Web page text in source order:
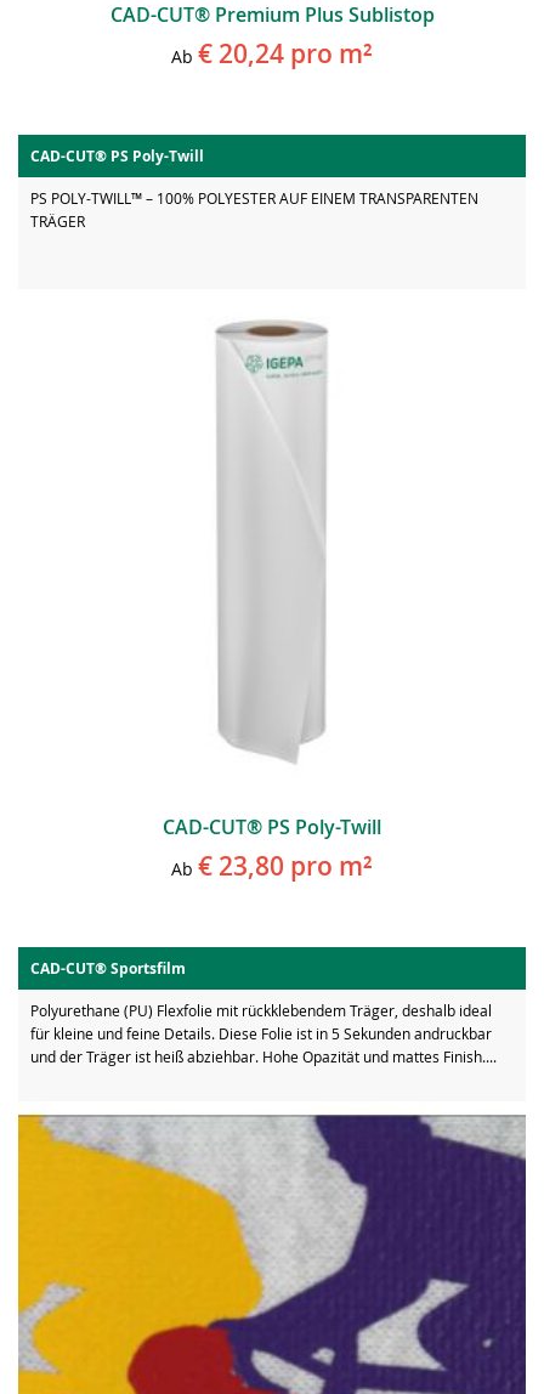
CAD-CUT® Premium Plus Sublistop
Ab € 20,24 pro m²
CAD-CUT® PS Poly-Twill
PS POLY-TWILL™ – 100% POLYESTER AUF EINEM TRANSPARENTEN
TRÄGER
CAD-CUT® PS Poly-Twill
Ab € 23,80 pro m²
CAD-CUT® Sportsfilm
Polyurethane (PU) Flexfolie mit rückklebendem Träger, deshalb ideal
für kleine und feine Details. Diese Folie ist in 5 Sekunden andruckbar
und der Träger ist heiß abziehbar. Hohe Opazität und mattes Finish....